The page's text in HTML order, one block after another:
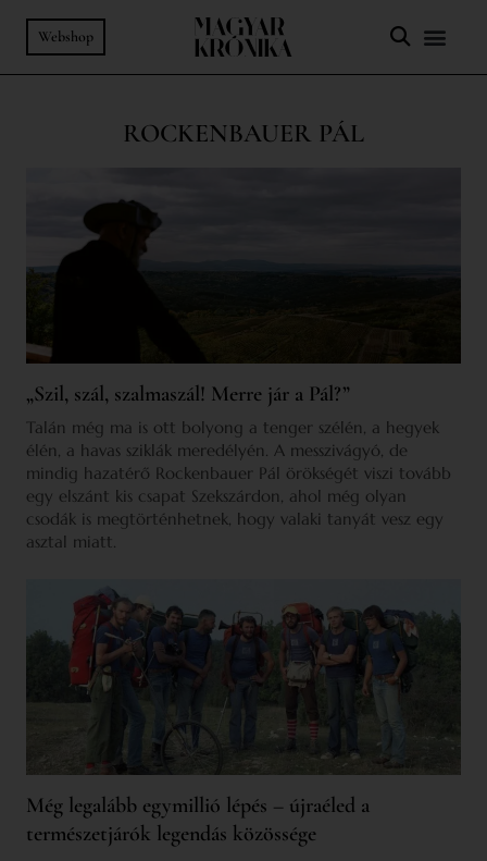
Webshop
ROCKENBAUER PÁL
„Szil, szál, szalmaszál! Merre jár a Pál?”
Talán még ma is ott bolyong a tenger szélén, a hegyek
élén, a havas sziklák meredélyén. A messzivágyó, de
mindig hazatérő Rockenbauer Pál örökségét viszi tovább
egy elszánt kis csapat Szekszárdon, ahol még olyan
csodák is megtörténhetnek, hogy valaki tanyát vesz egy
asztal miatt.
Még legalább egymillió lépés – újraéled a
természetjárók legendás közössége